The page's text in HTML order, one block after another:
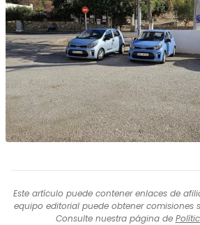
Este artículo puede contener enlaces de
equipo editorial puede obtener comisiones
Consulte nuestra página de